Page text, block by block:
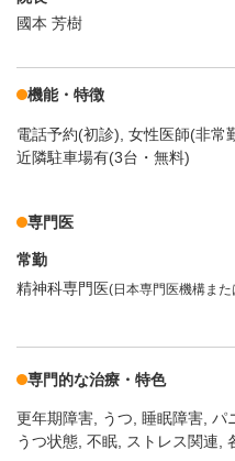
國本 芳樹
機能・特徴
電話予約(初診) 女性医師(非常
近隣駐車場有(3台・無料)
専門医
常勤
精神科専門医(日本専門医機構ま
専門的な治療・特色
更年期障害 うつ 睡眠障害 パ
うつ状態, 不眠, ストレス関連,